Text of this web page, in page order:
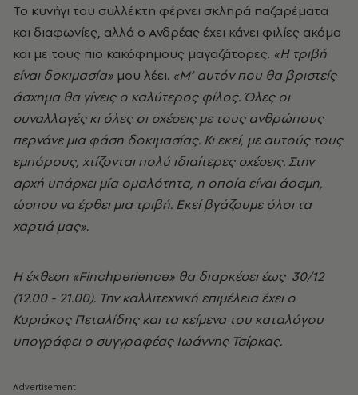
Το κυνήγι του συλλέκτη φέρνει σκληρά παζαρέματα
και διαφωνίες, αλλά ο Ανδρέας έχει κάνει φιλίες ακόμα
και με τους πιο κακόφημους μαγαζάτορες. «Η τριβή
είναι δοκιμασία» μου λέει. «Μ’ αυτόν που θα βριστείς
άσχημα θα γίνεις ο καλύτερος φίλος. Όλες οι
συναλλαγές κι όλες οι σχέσεις με τους ανθρώπους
περνάνε μια φάση δοκιμασίας. Κι εκεί, με αυτούς τους
εμπόρους, χτίζονται πολύ ιδιαίτερες σχέσεις. Στην
αρχή υπάρχει μία ομαλότητα, η οποία είναι άοσμη,
ώσπου να έρθει μια τριβή. Εκεί βγάζουμε όλοι τα
χαρτιά μας».
Η έκθεση «Finchperience» θα διαρκέσει έως 30/12
(12.00 - 21.00). Την καλλιτεχνική επιμέλεια έχει ο
Κυριάκος Πεταλίδης και τα κείμενα του καταλόγου
υπογράφει ο συγγραφέας Ιωάννης Τσίρκας.